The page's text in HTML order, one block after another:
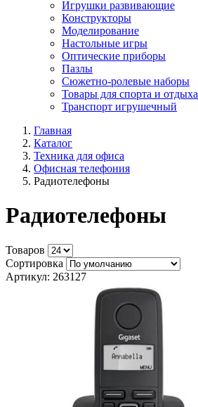
Игрушки развивающие
Конструкторы
Моделирование
Настольные игры
Оптические приборы
Пазлы
Сюжетно-ролевые наборы
Товары для спорта и отдыха
Транспорт игрушечный
Главная
Каталог
Техника для офиса
Офисная телефония
Радиотелефоны
Радиотелефоны
Товаров
Сортировка
Артикул: 263127